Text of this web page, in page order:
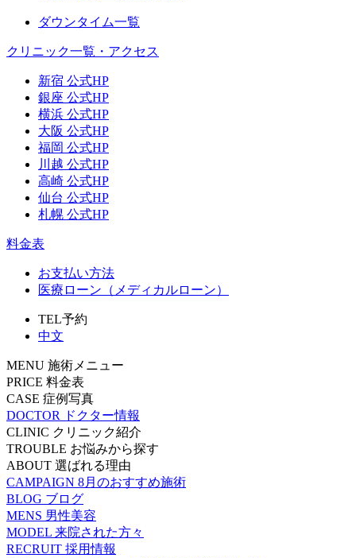
ダウンタイム一覧
クリニック一覧・アクセス
新宿 公式HP
銀座 公式HP
横浜 公式HP
大阪 公式HP
福岡 公式HP
川越 公式HP
高崎 公式HP
仙台 公式HP
札幌 公式HP
料金表
お支払い方法
医療ローン（メディカルローン）
TEL予約
中文
MENU 施術メニュー
PRICE 料金表
CASE 症例写真
DOCTOR
ドクター情報
CLINIC クリニック紹介
TROUBLE お悩みから探す
ABOUT 選ばれる理由
CAMPAIGN 8月のおすすめ施術
BLOG ブログ
MENS 男性美容
MODEL 来院された方々
RECRUIT 採用情報